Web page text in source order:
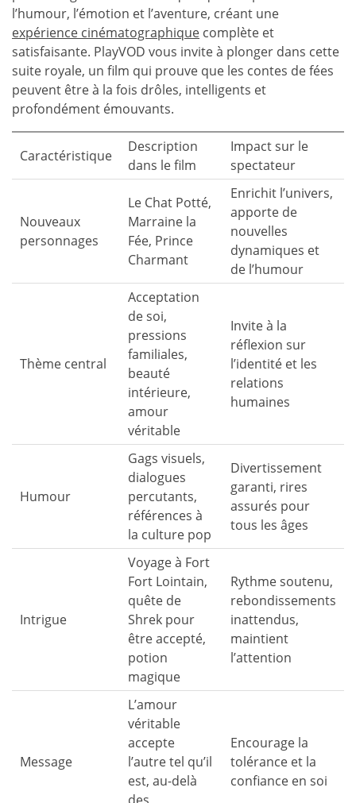
l’humour, l’émotion et l’aventure, créant une
expérience cinématographique complète et
satisfaisante. PlayVOD vous invite à plonger dans cette
suite royale, un film qui prouve que les contes de fées
peuvent être à la fois drôles, intelligents et
profondément émouvants.
Caractéristique
Description
dans le film
Impact sur le
spectateur
Nouveaux
personnages
Le Chat Potté,
Marraine la
Fée, Prince
Charmant
Enrichit l’univers,
apporte de
nouvelles
dynamiques et
de l’humour
Thème central
Acceptation
de soi,
pressions
familiales,
beauté
intérieure,
amour
véritable
Invite à la
réflexion sur
l’identité et les
relations
humaines
Humour
Gags visuels,
dialogues
percutants,
références à
la culture pop
Divertissement
garanti, rires
assurés pour
tous les âges
Intrigue
Voyage à Fort
Fort Lointain,
quête de
Shrek pour
être accepté,
potion
magique
Rythme soutenu,
rebondissements
inattendus,
maintient
l’attention
Message
L’amour
véritable
accepte
l’autre tel qu’il
est, au-delà
Encourage la
tolérance et la
confiance en soi